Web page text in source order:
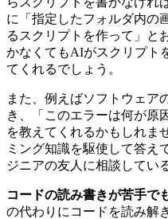
に「指定したフォルダ内の
るスクリプトを作って」と
かなくてもAIがスクリプト
てくれるでしょう。
また、例えばソフトウェア
き、「このエラーは何が原
を教えてくれるかもしれま
ミング知識を駆使して答え
ジニアの友人に相談してい
コードの読み書きが苦手で
の代わりにコードを読み解